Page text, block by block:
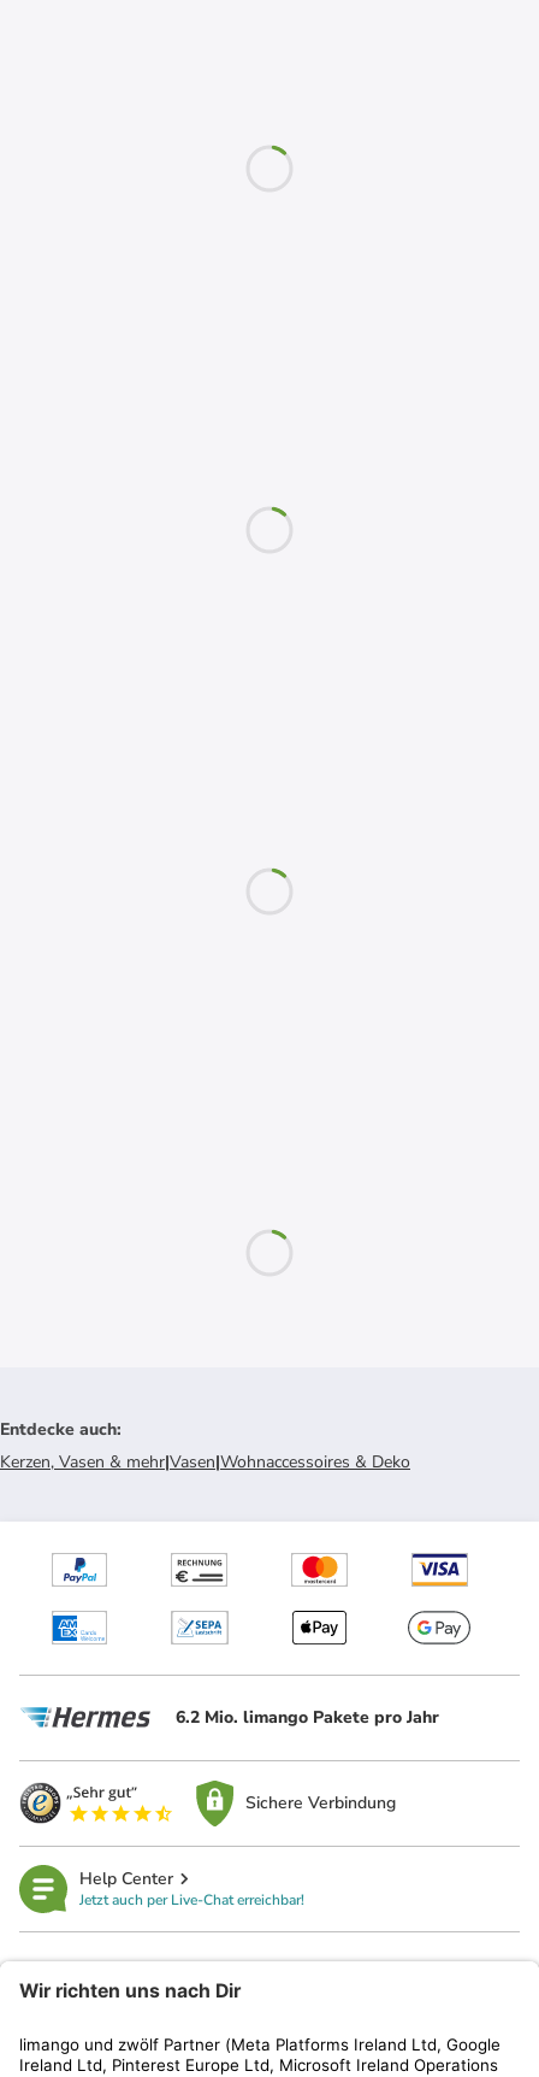
Entdecke auch:
Kerzen, Vasen & mehr|Vasen|Wohnaccessoires & Deko
6.2 Mio. limango Pakete pro Jahr
Sichere Verbindung
Help Center
Jetzt auch per Live-Chat erreichbar!